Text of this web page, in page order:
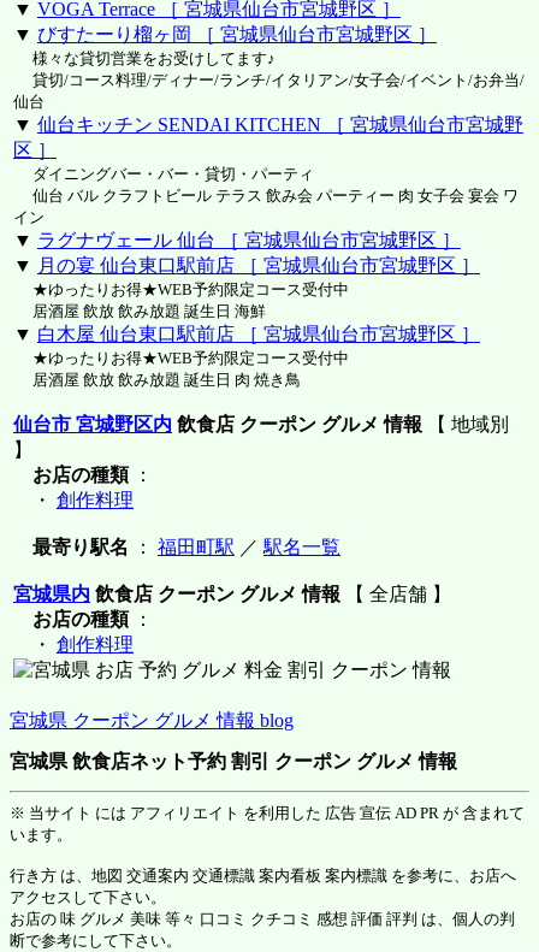
▼ VOGA Terrace ［ 宮城県仙台市宮城野区 ］
▼ びすたーり榴ヶ岡 ［ 宮城県仙台市宮城野区 ］
様々な貸切営業をお受けしてます♪
貸切/コース料理/ディナー/ランチ/イタリアン/女子会/イベント/お弁当/
仙台
▼ 仙台キッチン SENDAI KITCHEN ［ 宮城県仙台市宮城野
区 ］
ダイニングバー・バー・貸切・パーティ
仙台 バル クラフトビール テラス 飲み会 パーティー 肉 女子会 宴会 ワ
イン
▼ ラグナヴェール 仙台 ［ 宮城県仙台市宮城野区 ］
▼ 月の宴 仙台東口駅前店 ［ 宮城県仙台市宮城野区 ］
★ゆったりお得★WEB予約限定コース受付中
居酒屋 飲放 飲み放題 誕生日 海鮮
▼ 白木屋 仙台東口駅前店 ［ 宮城県仙台市宮城野区 ］
★ゆったりお得★WEB予約限定コース受付中
居酒屋 飲放 飲み放題 誕生日 肉 焼き鳥
仙台市 宮城野区内 飲食店 クーポン グルメ 情報 【 地域別
】
お店の種類：
・ 創作料理
最寄り駅名 ： 福田町駅 ／ 駅名一覧
宮城県内 飲食店 クーポン グルメ 情報 【 全店舗 】
お店の種類：
・ 創作料理
宮城県 クーポン グルメ 情報 blog
宮城県 飲食店ネット予約 割引 クーポン グルメ 情報
※ 当サイト には アフィリエイト を利用した 広告 宣伝 AD PR が 含まれて
います。
行き方 は、地図 交通案内 交通標識 案内看板 案内標識 を参考に、お店へ
アクセスして下さい。
お店の 味 グルメ 美味 等々 口コミ クチコミ 感想 評価 評判 は、個人の判
断で参考にして下さい。